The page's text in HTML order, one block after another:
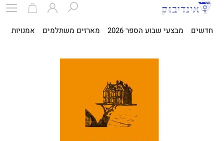
חדשים מבצעי שבוע הספר 2026 מארזים משתלמים אמנויות